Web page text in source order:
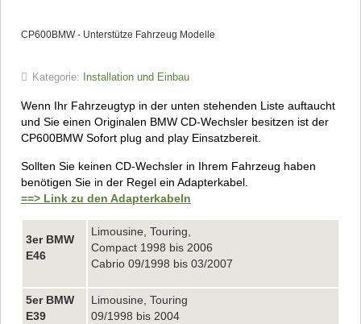
CP600BMW - Unterstütze Fahrzeug Modelle
Kategorie: Installation und Einbau
Wenn Ihr Fahrzeugtyp in der unten stehenden Liste auftaucht
und Sie einen Originalen BMW CD-Wechsler besitzen ist der
CP600BMW Sofort plug and play Einsatzbereit.
Sollten Sie keinen CD-Wechsler in Ihrem Fahrzeug haben
benötigen Sie in der Regel ein Adapterkabel.
==> Link zu den Adapterkabeln
3er BMW
E46
Limousine, Touring,
Compact 1998 bis 2006
Cabrio 09/1998 bis 03/2007
5er BMW
E39
Limousine, Touring
09/1998 bis 2004